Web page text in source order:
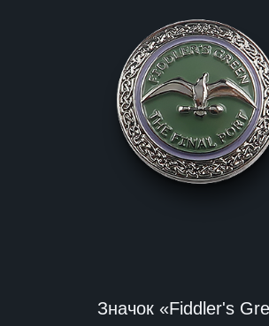
Значок «Fiddler's